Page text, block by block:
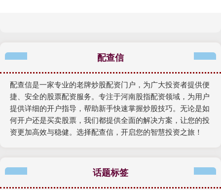
配查信
配查信是一家专业的老牌炒股配资门户，为广大投资者提供便
捷、安全的股票配资服务。专注于河南股指配资领域，为用户
提供详细的开户指导，帮助新手快速掌握炒股技巧。无论是如
何开户还是买卖股票，我们都提供全面的解决方案，让您的投
资更加高效与稳健。选择配查信，开启您的智慧投资之旅！
话题标签